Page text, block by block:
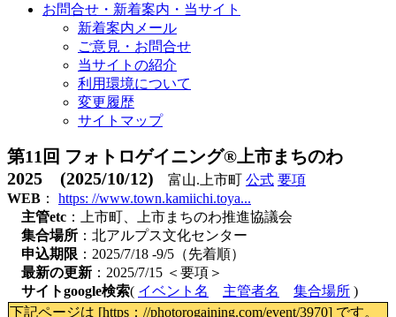
お問合せ・新着案内・当サイト
新着案内メール
ご意見・お問合せ
当サイトの紹介
利用環境について
変更履歴
サイトマップ
第11回 フォトロゲイニング®上市まちのわ
2025 (2025/10/12) 富山.上市町 公式 要項
WEB ： https: //www.town.kamiichi.toya...
主管etc ：上市町、上市まちのわ推進協議会
集合場所 ：北アルプス文化センター
申込期限 ：2025/7/18 -9/5（先着順）
最新の更新 ：2025/7/15 ＜要項＞
サイトgoogle検索( イベント名 主管者名 集合場所 )
下記ページは [https：//photorogaining.com/event/3970] です。